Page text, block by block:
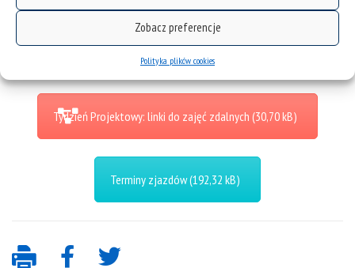
Zobacz preferencje
Polityka plików cookies
Tydzień Projektowy: linki do zajęć zdalnych
Terminy zjazdów